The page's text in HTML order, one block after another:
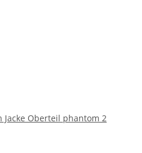
Jacke Oberteil phantom 2